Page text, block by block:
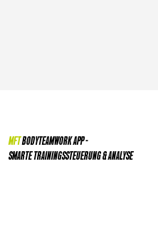
MFTBODYTEAMWORK APP -
SMARTE TRAININGSSTEUERUNG & ANALYSE